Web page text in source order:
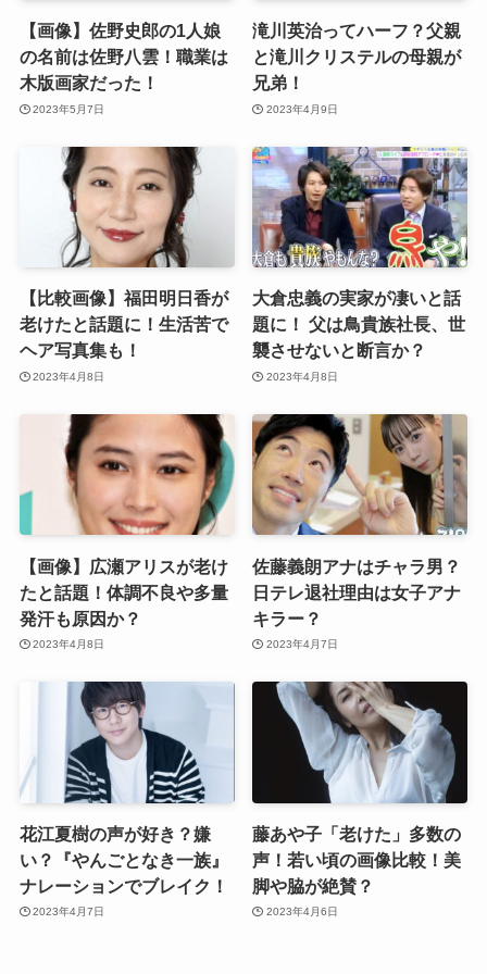
【画像】佐野史郎の1人娘
の名前は佐野八雲！職業は
木版画家だった！
2023年5月7日
滝川英治ってハーフ？父親
と滝川クリステルの母親が
兄弟！
2023年4月9日
【比較画像】福田明日香が
老けたと話題に！生活苦で
ヘア写真集も！
2023年4月8日
大倉忠義の実家が凄いと話
題に！ 父は鳥貴族社長、世
襲させないと断言か？
2023年4月8日
【画像】広瀬アリスが老け
たと話題！体調不良や多量
発汗も原因か？
2023年4月8日
佐藤義朗アナはチャラ男？
日テレ退社理由は女子アナ
キラー？
2023年4月7日
花江夏樹の声が好き？嫌
い？『やんごとなき一族』
ナレーションでブレイク！
2023年4月7日
藤あや子「老けた」多数の
声！若い頃の画像比較！美
脚や脇が絶賛？
2023年4月6日